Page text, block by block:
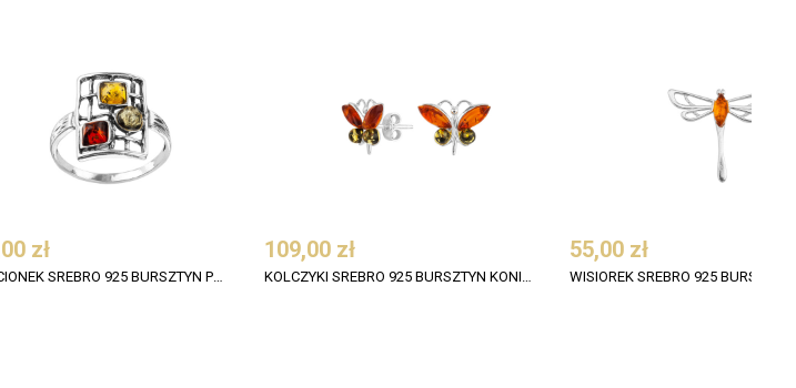
zł
PIERŚCIONEK SREBRO 925 BURSZTYN PLASTER MULTIKOLOR
109,00 zł
KOLCZYKI SREBRO 925 BURSZTYN KONIAK MOTYL
55,00 zł